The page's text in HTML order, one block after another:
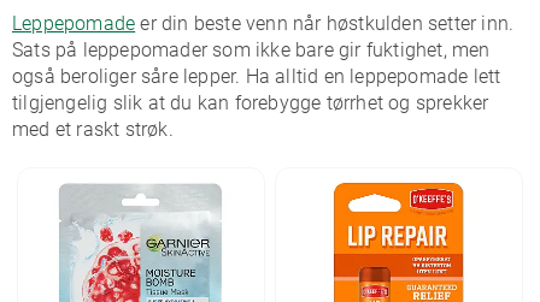
Leppepomade er din beste venn når høstkulden setter inn.
Sats på leppepomader som ikke bare gir fuktighet, men
også beroliger såre lepper. Ha alltid en leppepomade lett
tilgjengelig slik at du kan forebygge tørrhet og sprekker
med et raskt strøk.